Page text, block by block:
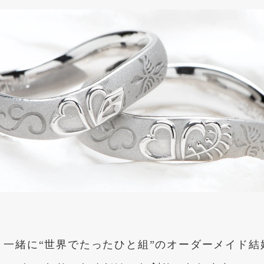
一緒に“世界でたったひと組”のオーダーメイド結